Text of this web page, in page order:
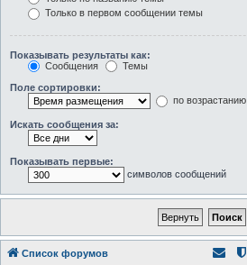
Только в первом сообщении темы
Показывать результаты как:
Сообщения
Темы
Поле сортировки:
по возрастанию
Искать сообщения за:
Показывать первые:
символов сообщений
Список форумов